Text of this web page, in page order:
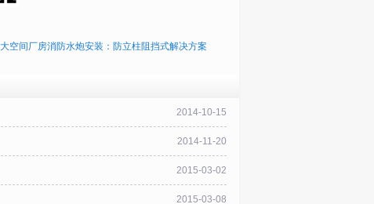
大空间厂房消防水炮安装：防立柱阻挡式解决方案
2014-10-15
2014-11-20
2015-03-02
2015-03-08